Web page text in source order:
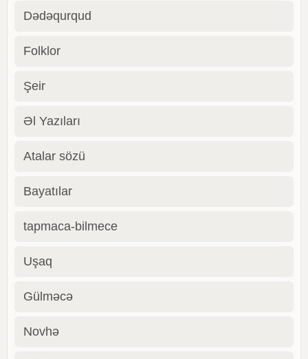
Dədəqurqud
Folklor
Şeir
Əl Yazıları
Atalar sözü
Bayatılar
tapmaca-bilmece
Uşaq
Gülməcə
Novhə